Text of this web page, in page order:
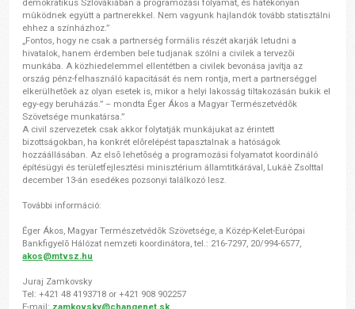
demokratikus Szlovákiában a programozási folyamat, és hatékonyan
mûködnek együtt a partnerekkel. Nem vagyunk hajlandók tovább statisztálni
ehhez a színházhoz.”
„Fontos, hogy ne csak a partnerség formális részét akarják letudni a
hivatalok, hanem érdemben bele tudjanak szólni a civilek a tervezõi
munkába. A közhiedelemmel ellentétben a civilek bevonása javítja az
ország pénz-felhasználó kapacitását és nem rontja, mert a partnerséggel
elkerülhetõek az olyan esetek is, mikor a helyi lakosság tiltakozásán bukik el
egy-egy beruházás.” – mondta Éger Ákos a Magyar Természetvédõk
Szövetsége munkatársa.”
A civil szervezetek csak akkor folytatják munkájukat az érintett
bizottságokban, ha konkrét elõrelépést tapasztalnak a hatóságok
hozzáállásában. Az elsõ lehetõség a programozási folyamatot koordináló
építésügyi és területfejlesztési minisztérium államtitkárával, Lukáè Zsolttal
december 13-án esedékes pozsonyi találkozó lesz.
További információ:
Éger Ákos, Magyar Természetvédõk Szövetsége, a Közép-Kelet-Európai
Bankfigyelõ Hálózat nemzeti koordinátora, tel.: 216-7297, 20/994-6577,
akos@mtvsz.hu
Juraj Zamkovsky
Tel: +421 48 4193718 or +421 908 902257
E-mail: zamkovsky@changenet.sk